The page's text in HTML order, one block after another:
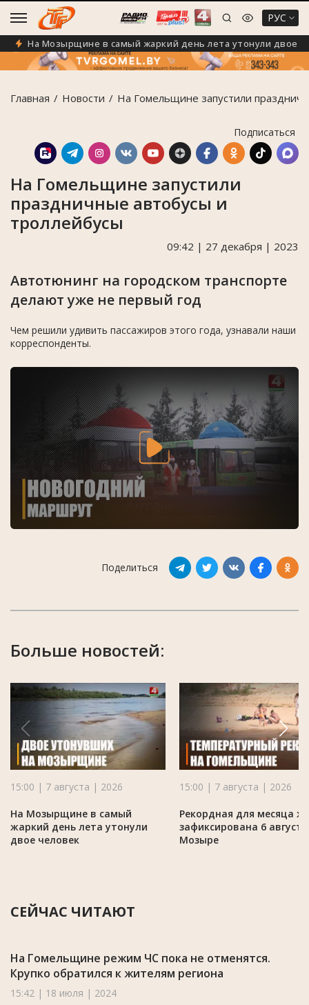
РУС
На Мозырщине в самый жаркий день лета утонули двое
Главная Новости На Гомельщине запустили
Подписаться
На Гомельщине запустили
праздничные автобусы и
троллейбусы
09:42 | 27 декабря | 2023
Автотюнинг на городском транспорте
делают уже не первый год
Чем решили удивить пассажиров этого года, узнавали наши
корреспонденты.
Поделиться
Больше новостей:
15:00 | 7 августа | 2026
На Мозырщине в самый
жаркий день лета утонули
двое человек
15:00 | 7 августа | 2026
Рекордная для месяца
зафиксирована 6
Мозыре
СЕЙЧАС ЧИТАЮТ
На Гомельщине режим ЧС пока не отменятся.
Крупко обратился к жителям региона
15:42 | 18 июля | 2024